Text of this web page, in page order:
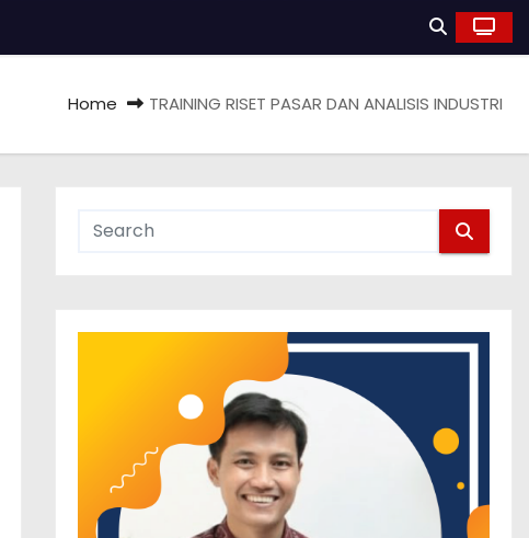
Home TRAINING RISET PASAR DAN ANALISIS INDUSTRI